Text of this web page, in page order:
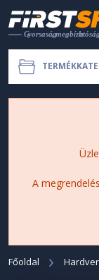
A
Főoldal Hardver